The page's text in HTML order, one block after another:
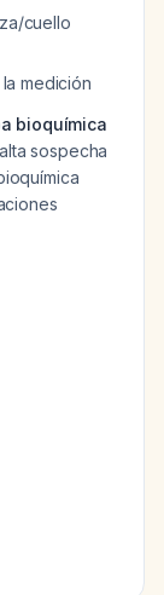
cuello
medición
bioquímica
sospecha